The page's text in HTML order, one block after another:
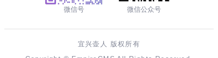
微信号 微信公众号
宜兴壶人 版权所有